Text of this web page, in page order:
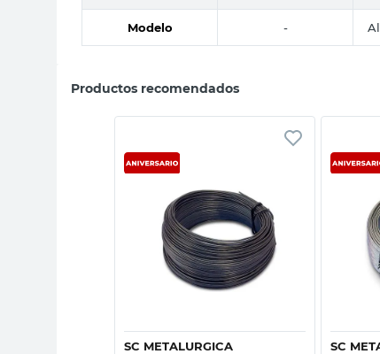
Modelo -
Productos recomendados
Vista rápida
SC METALURGICA SC